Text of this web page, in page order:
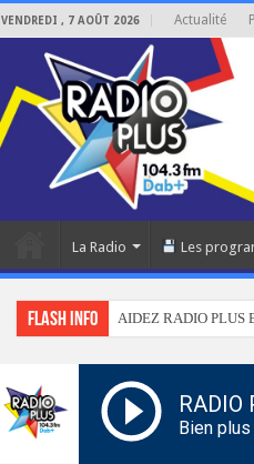
VENDREDI , 7 AOÛT 2026 Actualité
La Radio Les
Flash info AIDEZ RADIO PLUS
RADIO
Bien